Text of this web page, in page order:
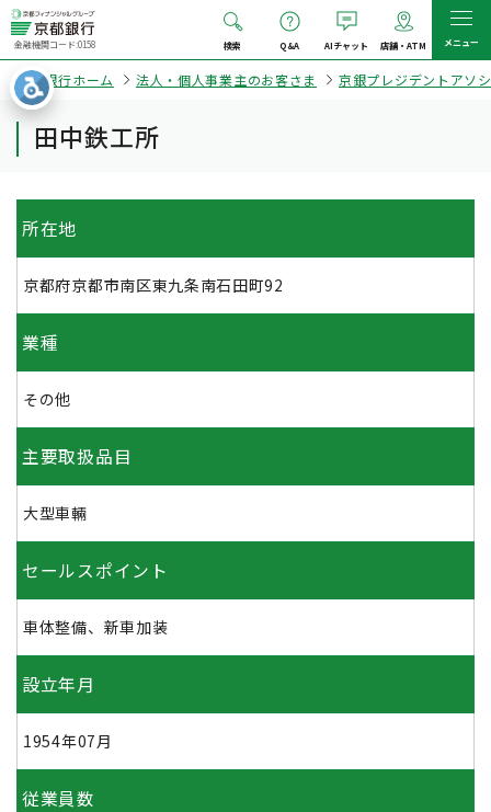
金融機関コード:0158 検索 Q&A AIチャット 店舗・ATM メニュー
京都銀行ホーム 法人・個人事業主のお客さま 京銀プレジデントアソ
田中鉄工所
所在地
京都府京都市南区東九条南石田町92
業種
その他
主要取扱品目
大型車輛
セールスポイント
車体整備、新車加装
設立年月
1954年07月
従業員数